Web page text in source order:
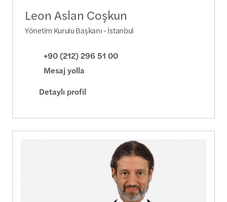
Leon Aslan Coşkun
Yönetim Kurulu Başkanı - İstanbul
+90 (212) 296 51 00
Mesaj yolla
Detaylı profil